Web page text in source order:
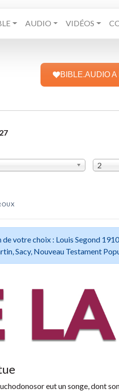
AUDIO VIDÉOS
BIBLE.AUDIO
2
votre choix : Louis Segond
Sacy, Nouveau Testament
eut un songe, dont